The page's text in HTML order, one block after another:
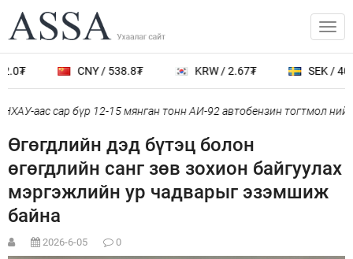
CNY / 538.8₮ KRW / 2.67₮ SEK /
аас сар бүр 12-15 мянган тонн АИ-92 автобензин тогтмол
Өгөгдлийн дэд бүтэц болон
өгөгдлийн санг зөв зохион байгуулах
мэргэжлийн ур чадварыг эзэмшиж
байна
2026-6-05 0